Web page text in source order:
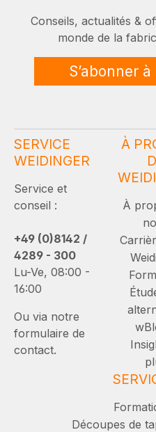
Conseils, actualités &
monde de la
S’abonner
SERVICE
WEIDINGER
Service et
conseil :
+49 (0)8142 /
4289 - 300
Lu-Ve, 08:00 -
16:00
Ou via notre
formulaire de
contact.
À
À
Découpes de